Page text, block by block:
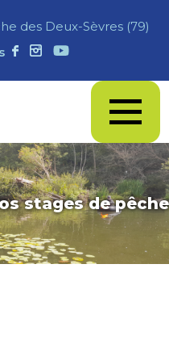
des Deux-Sèvres (79)
stages de pêche